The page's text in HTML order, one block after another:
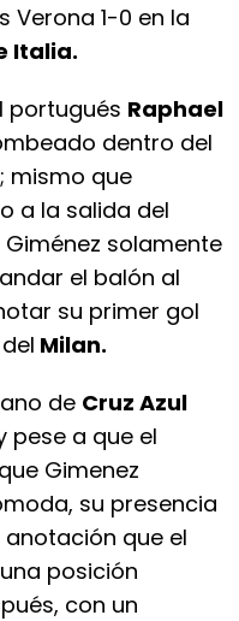
Verona 1-0 en la
Italia.
portugués Raphael
dentro del
mismo que
a la salida del
Giménez solamente
el balón al
su primer gol
Milan.
de Cruz Azul
pese a que el
Gimenez
su presencia
que el
posición
con un